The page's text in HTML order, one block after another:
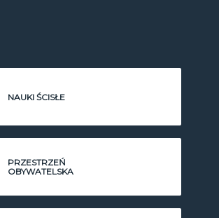
NAUKI ŚCISŁE
PRZESTRZEŃ
OBYWATELSKA